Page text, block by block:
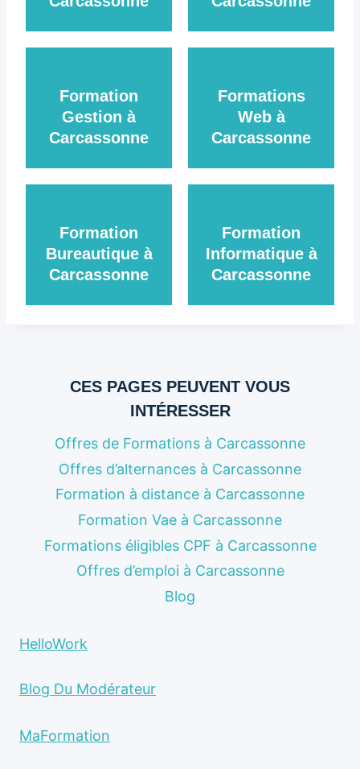
Formation
Gestion à
Carcassonne
Formations
Web à
Carcassonne
Formation
Bureautique à
Carcassonne
Formation
Informatique à
Carcassonne
CES PAGES PEUVENT VOUS
INTÉRESSER
Offres de Formations à Carcassonne
Offres d’alternances à Carcassonne
Formation à distance à Carcassonne
Formation Vae à Carcassonne
Formations éligibles CPF à Carcassonne
Offres d’emploi à Carcassonne
Blog
HelloWork
Blog Du Modérateur
MaFormation